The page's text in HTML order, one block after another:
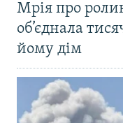
Мрія про
об’єднала
йому дім